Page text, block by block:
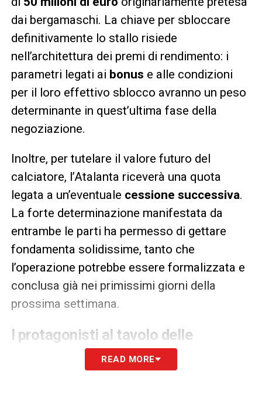
dai bergamaschi. La chiave per sbloccare
definitivamente lo stallo risiede
nell’architettura dei premi di rendimento: i
parametri legati ai bonus e alle condizioni
per il loro effettivo sblocco avranno un peso
determinante in quest’ultima fase della
negoziazione.
Inoltre, per tutelare il valore futuro del
calciatore, l’Atalanta riceverà una quota
legata a un’eventuale cessione successiva.
La forte determinazione manifestata da
entrambe le parti ha permesso di gettare
fondamenta solidissime, tanto che
l’operazione potrebbe essere formalizzata e
conclusa già nei primissimi giorni della
prossima settimana.
I protagonisti al tavolo delle
READ MORE